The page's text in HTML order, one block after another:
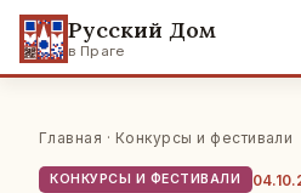
Русский Дом
в Праге
Главная · Конкурсы и фестивали
КОНКУРСЫ И ФЕСТИВАЛИ